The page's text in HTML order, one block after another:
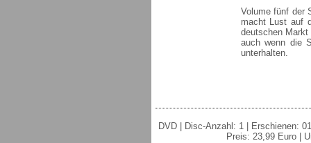
Volume fünf der
macht Lust auf
deutschen
auch wenn die
unterhalten.
DVD | Disc-Anzahl: 1 | Erschienen:
Preis: 23,99 Euro |